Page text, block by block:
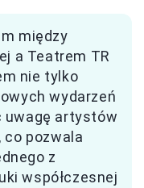
między
a Teatrem TR
nie tylko
wydarzeń
uwagę artystów
co pozwala
z
współczesnej